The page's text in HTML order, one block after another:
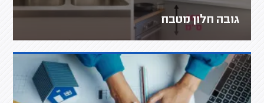
גובה חלון מטבח